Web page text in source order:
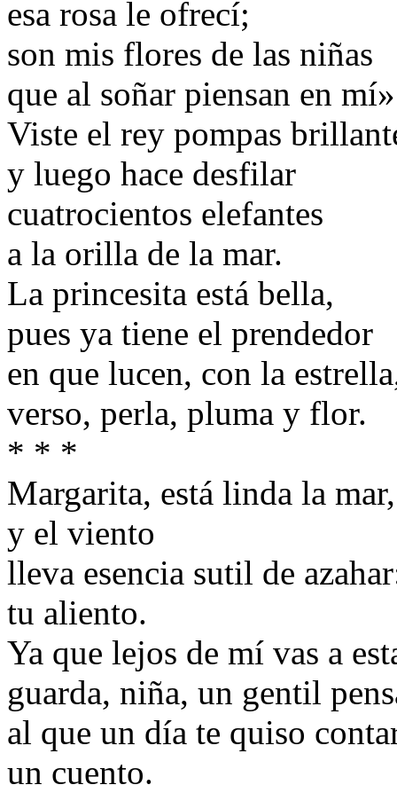
esa rosa le ofrecí;
son mis flores de las niñas
que al soñar piensan en
Viste el rey pompas
y luego hace desfilar
cuatrocientos elefantes
a la orilla de la mar.
La princesita está bella,
pues ya tiene el prendedor
en que lucen, con la
verso, perla, pluma y flor.
* * *
Margarita, está linda la mar,
y el viento
lleva esencia sutil de
tu aliento.
Ya que lejos de mí vas a
guarda, niña, un gentil
al que un día te quiso
un cuento.